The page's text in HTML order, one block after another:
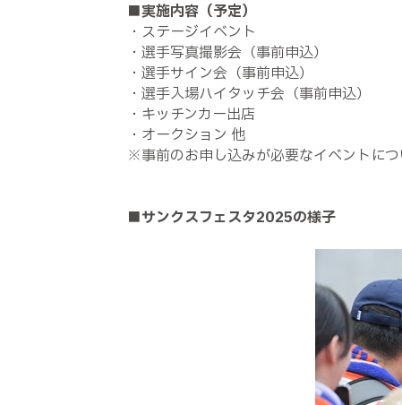
■実施内容（予定）
・ステージイベント
・選手写真撮影会（事前申込）
・選手サイン会（事前申込）
・選手入場ハイタッチ会（事前申込）
・キッチンカー出店
・オークション 他
※事前のお申し込みが必要なイベントに
■サンクスフェスタ2025の様子